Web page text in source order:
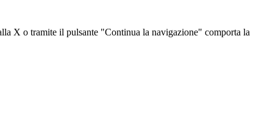
X o tramite il pulsante "Continua la navigazione" comporta la